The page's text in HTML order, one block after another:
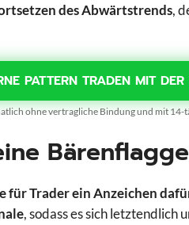
des Abwärtstrends,
PATTERN TRADEN MIT
ohne vertragliche Bindung und mit 14-
Bärenflagge
Trader ein Anzeichen
, sodass es sich letztendlich